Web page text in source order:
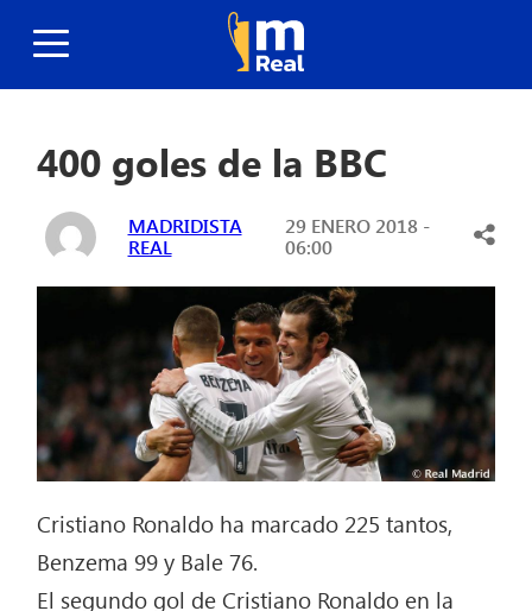
400 goles de la BBC
MADRIDISTA
REAL
29 ENERO 2018 -
06:00
Cristiano Ronaldo ha marcado 225 tantos,
Benzema 99 y Bale 76.
El segundo gol de Cristiano Ronaldo en la